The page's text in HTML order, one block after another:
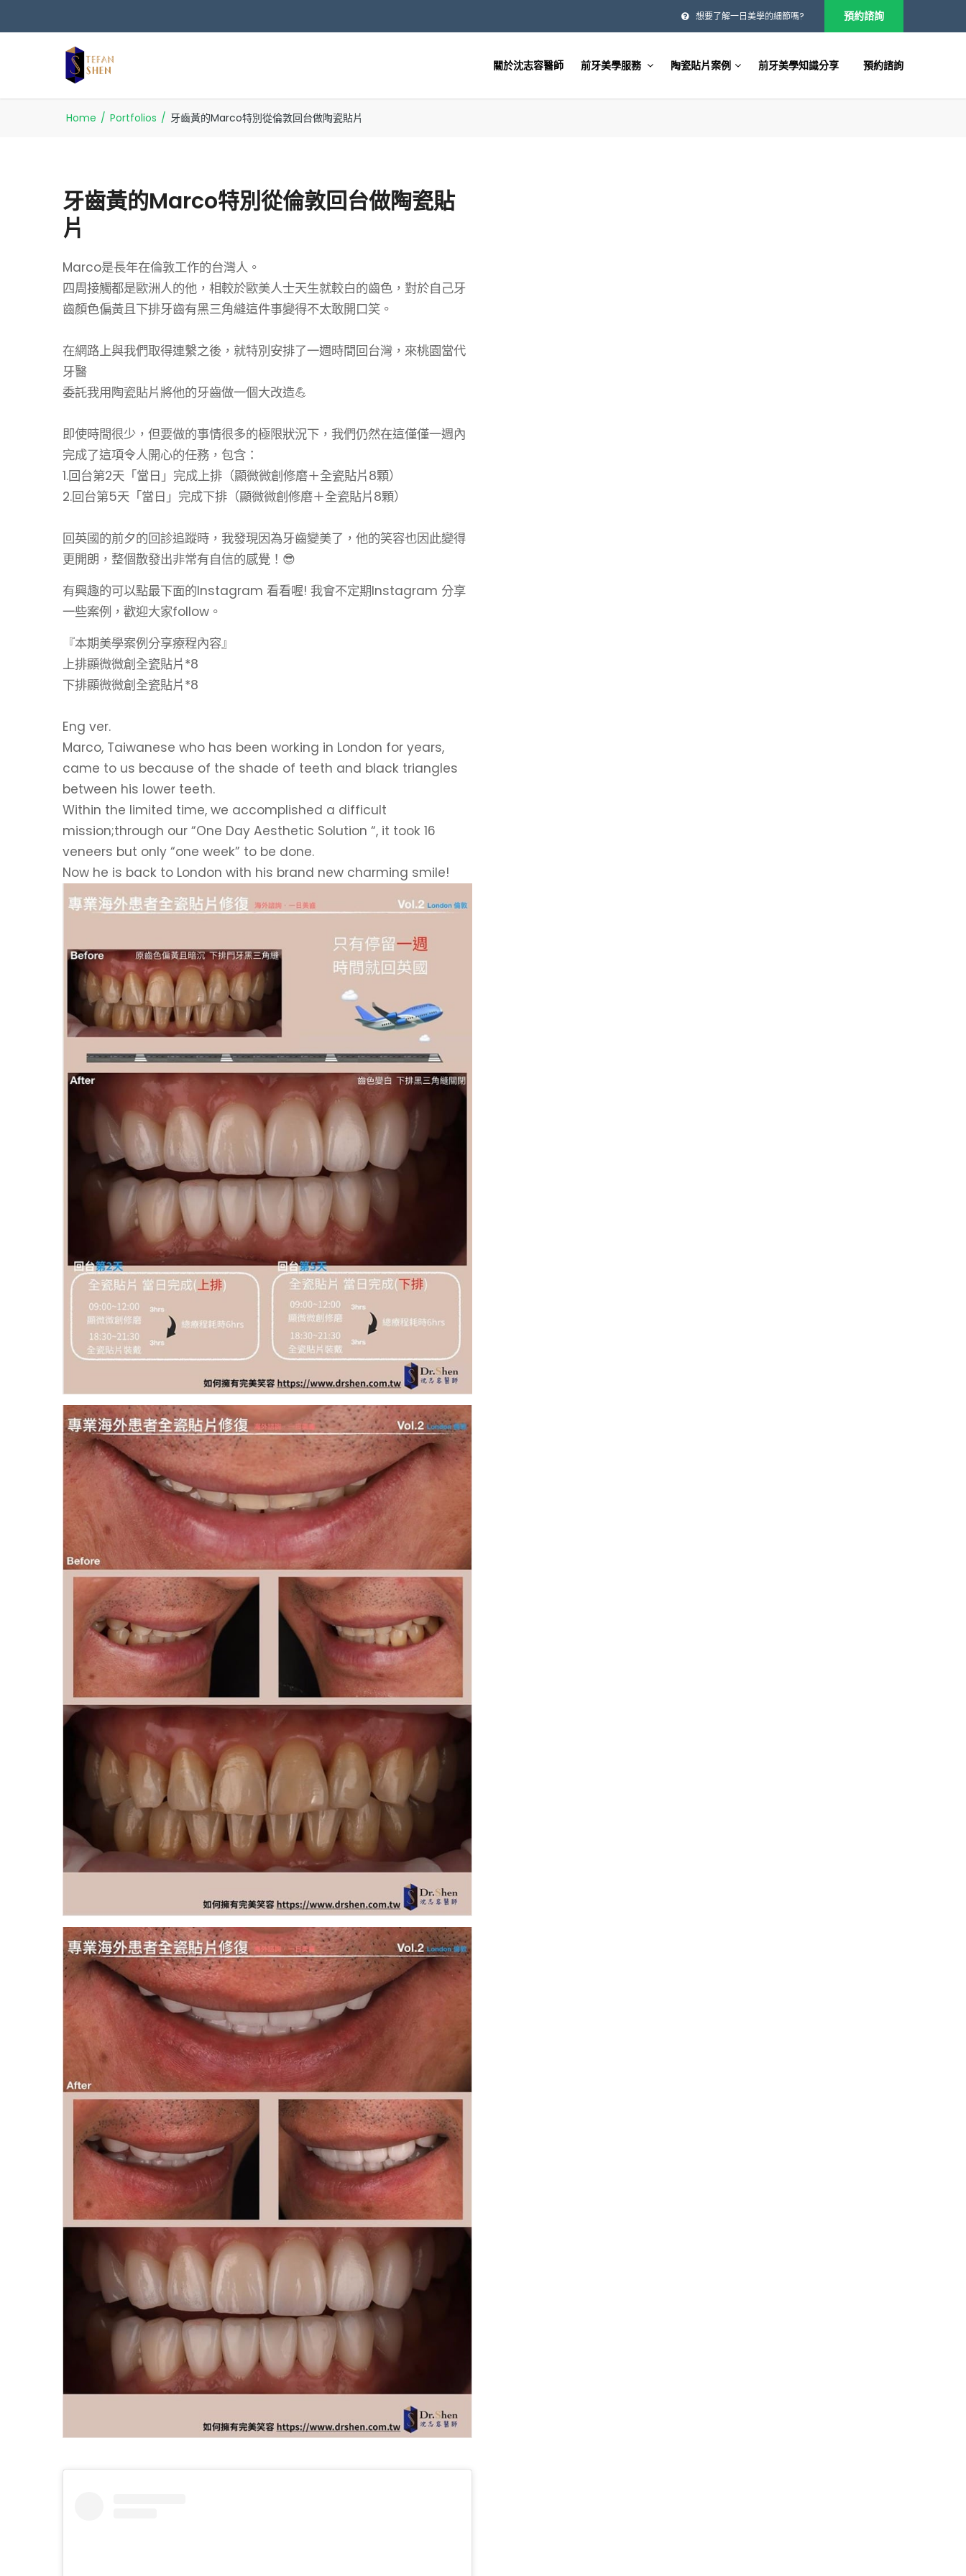
想要了解一日美學的細節嗎? 預約諮詢
關於沈志容醫師 前牙美學服務 陶瓷貼片案例 前牙美學知識分享 預約諮詢
Home / Portfolios / 牙齒黃的Marco特別從倫敦回台做陶瓷貼片
牙齒黃的Marco特別從倫敦回台做陶瓷貼
片
Marco是長年在倫敦工作的台灣人。
四周接觸都是歐洲人的他，相較於歐美人士天生就較白的齒色，對於自己牙
齒顏色偏黃且下排牙齒有黑三角縫這件事變得不太敢開口笑。
在網路上與我們取得連繫之後，就特別安排了一週時間回台灣，來桃園當代
牙醫
委託我用陶瓷貼片將他的牙齒做一個大改造💪
即使時間很少，但要做的事情很多的極限狀況下，我們仍然在這僅僅一週內
完成了這項令人開心的任務，包含：
1.回台第2天「當日」完成上排（顯微微創修磨＋全瓷貼片8顆）
2.回台第5天「當日」完成下排（顯微微創修磨＋全瓷貼片8顆）
回英國的前夕的回診追蹤時，我發現因為牙齒變美了，他的笑容也因此變得
更開朗，整個散發出非常有自信的感覺！😎
有興趣的可以點最下面的Instagram 看看喔! 我會不定期Instagram 分享
一些案例，歡迎大家follow。
『本期美學案例分享療程內容』
上排顯微微創全瓷貼片*8
下排顯微微創全瓷貼片*8
Eng ver.
Marco, Taiwanese who has been working in London for years,
came to us because of the shade of teeth and black triangles
between his lower teeth.
Within the limited time, we accomplished a difficult
mission;through our “One Day Aesthetic Solution “, it took 16
veneers but only “one week” to be done.
Now he is back to London with his brand new charming smile!